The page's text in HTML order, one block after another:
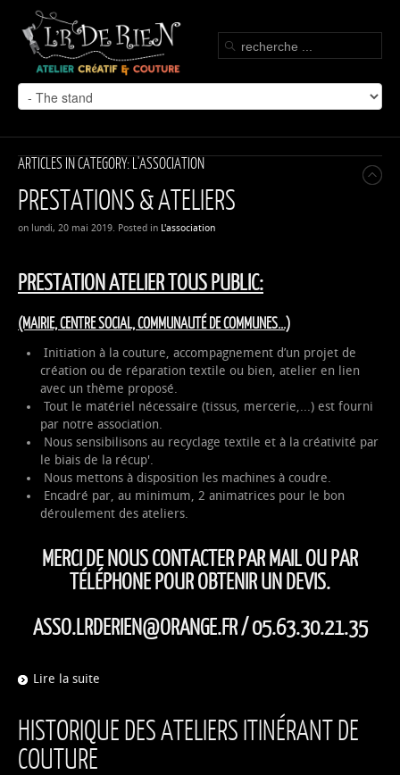
ARTICLES IN CATEGORY: L'ASSOCIATION
PRESTATIONS & ATELIERS
on lundi, 20 mai 2019. Posted in L'association
PRESTATION ATELIER TOUS PUBLIC:
(MAIRIE, CENTRE SOCIAL, COMMUNAUTÉ DE COMMUNES...)
Initiation à la couture, accompagnement d’un projet de
création ou de réparation textile ou bien, atelier en lien
avec un thème proposé.
Tout le matériel nécessaire (tissus, mercerie,...) est fourni
par notre association.
Nous sensibilisons au recyclage textile et à la créativité par
le biais de la récup'.
Nous mettons à disposition les machines à coudre.
Encadré par, au minimum, 2 animatrices pour le bon
déroulement des ateliers.
MERCI DE NOUS CONTACTER PAR MAIL OU PAR
TÉLÉPHONE POUR OBTENIR UN DEVIS.
ASSO.LRDERIEN@ORANGE.FR/ 05.63.30.21.35
Lire la suite
HISTORIQUE DES ATELIERS ITINÉRANT DE
COUTURE